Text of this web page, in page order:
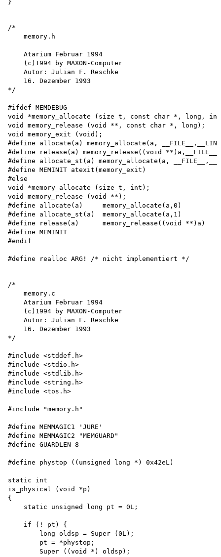
/*
    memory.h
    Atarium Februar 1994
    (c)1994 by MAXON-Computer
    Autor: Julian F. Reschke
    16. Dezember 1993
*/
#ifdef MEMDEBUG
void *memory_allocate (size t, const char *, long,
void memory_release (void **, const char *, long);
void memory_exit (void);
#define allocate(a) memory_allocate(a,
#define release(a) memory_release((void
#define allocate_st(a) memory_allocate(a,
#define MEMINIT atexit(memory_exit)
#else
void *memory_allocate (size_t, int);
void memory_release (void **);
#define allocate(a)     memory_allocate(a,0)
#define allocate_st(a)  memory_allocate(a,1)
#define release(a)      memory_release((void **)a)
#define MEMINIT
#endif
/*
    memory.c
    Atarium Februar 1994
    (c)1994 by MAXON-Computer
    Autor: Julian F. Reschke
    16. Dezember 1993
*/
#include <stddef.h>
#include <stdio.h>
#include <stdlib.h>
#include <string.h>
#include <tos.h>
#include "memory.h"
#define MEMMAGIC1 'JURE'
#define MEMMAGIC2 "MEMGUARD"
#define GUARDLEN 8
#define phystop ((unsigned long *) 0x42eL)
static int
is_physical (void *p)
{
    static unsigned long pt = 0L;
    if (! pt) {
        long oldsp = Super (0L);
        pt = *phystop;
        Super ((void *) oldsp);